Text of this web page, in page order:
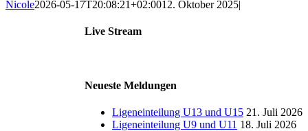
Nicole2026-05-17T20:08:21+02:0012. Oktober 2025|
Live Stream
Neueste Meldungen
Ligeneinteilung U13 und U15 21. Juli 2026
Ligeneinteilung U9 und U11 18. Juli 2026